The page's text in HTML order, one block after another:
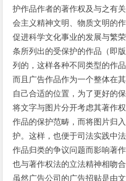
护作品作者的著作权及与之有
会主义精神文明、物质文明的
促进科学文化事业的发展与繁
条所列出的受保护的作品（即
列的，这样各种不同类型的作
而且广告作品作为一个整体在
自己合适的位置，为了更好的
将文字与图片分开考虑其著作
作品的保护范畴，而将图片归
护。这样，也便于司法实践中
作品归类的争议问题而影响著
也与著作权法的立法精神相吻
虽然广告公司的广告招贴是由